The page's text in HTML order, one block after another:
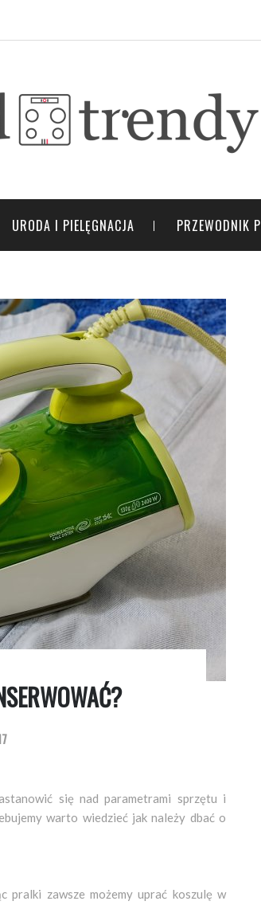
URODA I PIELĘGNACJA PRZEWODNIK
się nad parametrami sprzętu i
warto wiedzieć jak należy dbać o
pralki zawsze możemy uprać koszulę w